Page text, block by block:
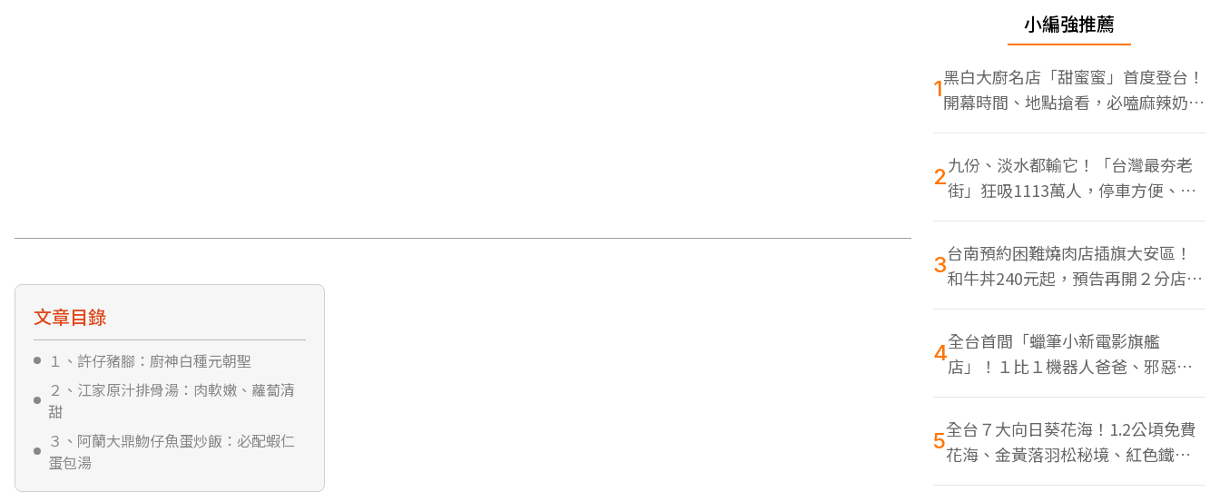
文章目錄
１、許仔豬腳：廚神白種元朝聖
２、江家原汁排骨湯：肉軟嫩、蘿蔔清
甜
３、阿蘭大鼎魩仔魚蛋炒飯：必配蝦仁
蛋包湯
小編強推薦
1黑白大廚名店「甜蜜蜜」首度登台！
開幕時間、地點搶看，必嗑麻辣奶油
蝦
2九份、淡水都輸它！「台灣最夯老
街」狂吸1113萬人，停車方便、特
色美食多
3台南預約困難燒肉店插旗大安區！
和牛丼240元起，預告再開２分店、
地點曝光
4全台首間「蠟筆小新電影旗艦
店」！１比１機器人爸爸、邪惡正
男，百款周邊買翻
5全台７大向日葵花海！1.2公頃免費
花海、金黃落羽松秘境、紅色鐵橋
同框